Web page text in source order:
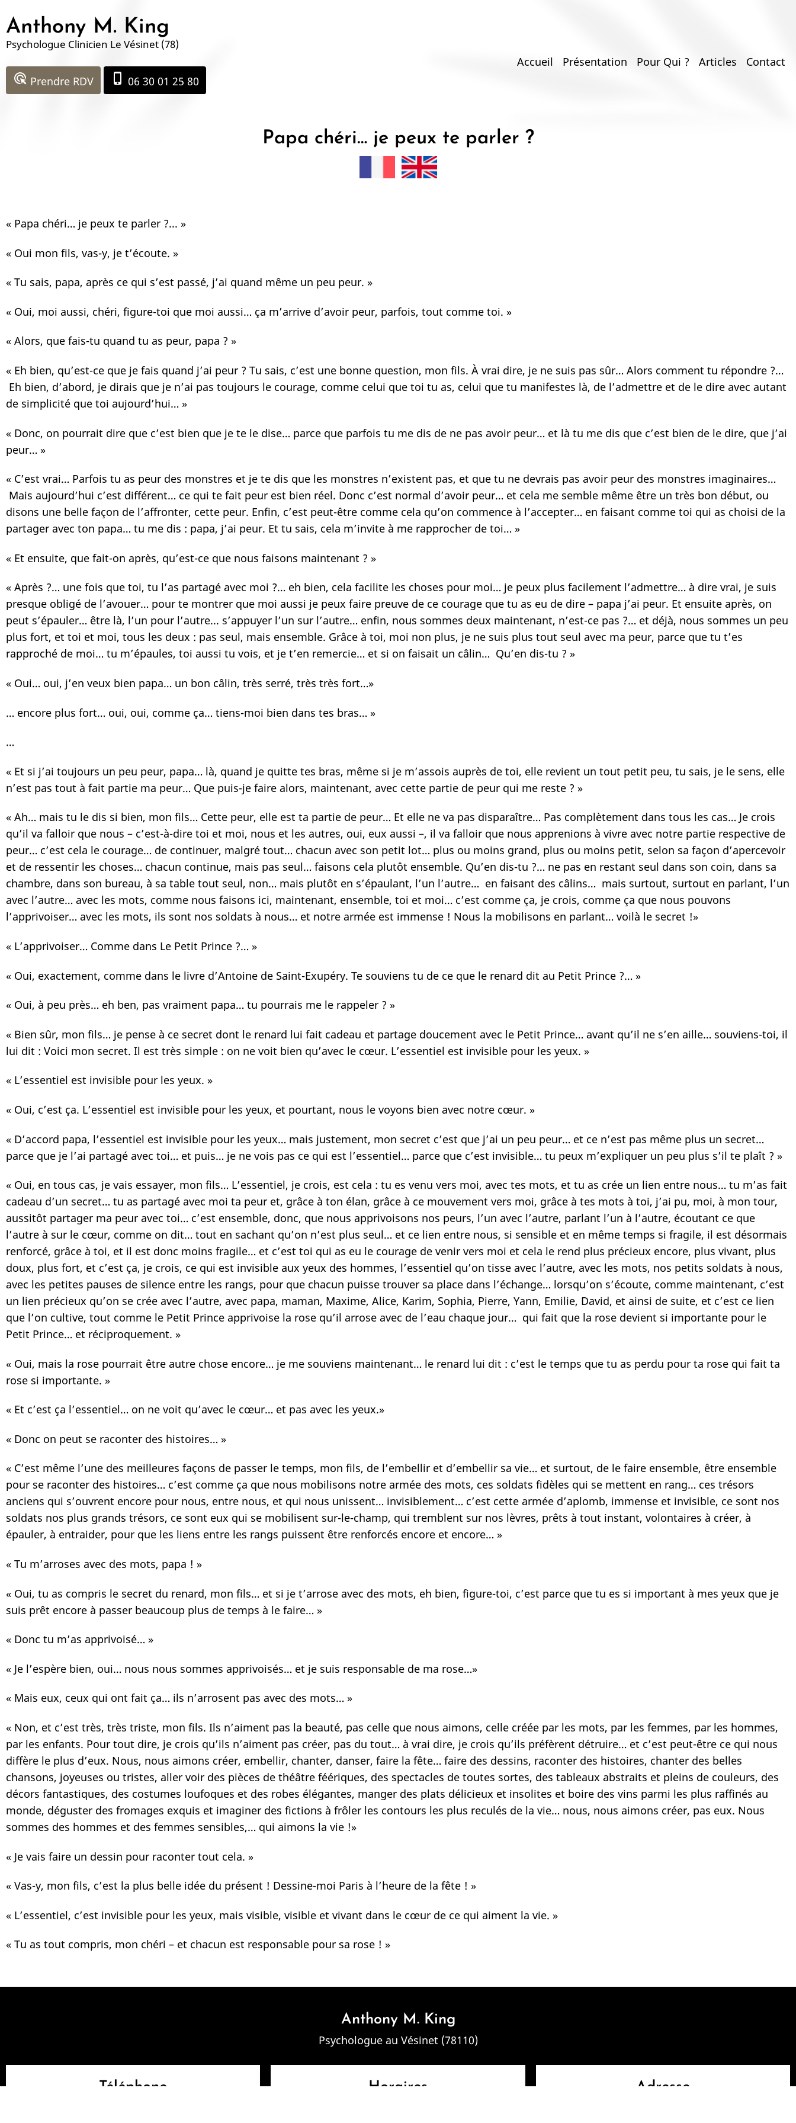
au
contenu
Anthony M. King
Psychologue Clinicien Le Vésinet (78)
ads_click Prendre RDV phone_iphone 06 30 01 25 80
Main
Accueil Présentation Pour Qui ? Articles Contact
Papa chéri… je peux te parler ?
« Papa chéri… je peux te parler ?... »
« Oui mon fils, vas-y, je t’écoute. »
« Tu sais, papa, après ce qui s’est passé, j’ai quand même un peu peur. »
« Oui, moi aussi, chéri, figure-toi que moi aussi… ça m’arrive d’avoir peur, parfois, tout comme toi. »
« Alors, que fais-tu quand tu as peur, papa ? »
« Eh bien, qu’est-ce que je fais quand j’ai peur ? Tu sais, c’est une bonne question, mon fils. À vrai dire, je ne suis pas sûr… Alors comment tu répondre ?…
Eh bien, d’abord, je dirais que je n’ai pas toujours le courage, comme celui que toi tu as, celui que tu manifestes là, de l’admettre et de le dire avec autant
de simplicité que toi aujourd’hui… »
« Donc, on pourrait dire que c’est bien que je te le dise… parce que parfois tu me dis de ne pas avoir peur… et là tu me dis que c’est bien de le dire, que j’ai
peur… »
« C’est vrai… Parfois tu as peur des monstres et je te dis que les monstres n’existent pas, et que tu ne devrais pas avoir peur des monstres imaginaires…
Mais aujourd’hui c’est différent… ce qui te fait peur est bien réel. Donc c’est normal d’avoir peur… et cela me semble même être un très bon début, ou
disons une belle façon de l’affronter, cette peur. Enfin, c’est peut-être comme cela qu’on commence à l’accepter… en faisant comme toi qui as choisi de la
partager avec ton papa… tu me dis : papa, j’ai peur. Et tu sais, cela m’invite à me rapprocher de toi… »
« Et ensuite, que fait-on après, qu’est-ce que nous faisons maintenant ? »
« Après ?… une fois que toi, tu l’as partagé avec moi ?… eh bien, cela facilite les choses pour moi… je peux plus facilement l’admettre… à dire vrai, je suis
presque obligé de l’avouer… pour te montrer que moi aussi je peux faire preuve de ce courage que tu as eu de dire – papa j’ai peur. Et ensuite après, on
peut s’épauler… être là, l’un pour l’autre... s’appuyer l’un sur l’autre… enfin, nous sommes deux maintenant, n’est-ce pas ?… et déjà, nous sommes un peu
plus fort, et toi et moi, tous les deux : pas seul, mais ensemble. Grâce à toi, moi non plus, je ne suis plus tout seul avec ma peur, parce que tu t’es
rapproché de moi… tu m’épaules, toi aussi tu vois, et je t’en remercie… et si on faisait un câlin… Qu’en dis-tu ? »
« Oui… oui, j’en veux bien papa… un bon câlin, très serré, très très fort…»
… encore plus fort… oui, oui, comme ça… tiens-moi bien dans tes bras… »
…
« Et si j’ai toujours un peu peur, papa… là, quand je quitte tes bras, même si je m’assois auprès de toi, elle revient un tout petit peu, tu sais, je le sens, elle
n’est pas tout à fait partie ma peur… Que puis-je faire alors, maintenant, avec cette partie de peur qui me reste ? »
« Ah… mais tu le dis si bien, mon fils… Cette peur, elle est ta partie de peur… Et elle ne va pas disparaître… Pas complètement dans tous les cas… Je crois
qu’il va falloir que nous – c’est-à-dire toi et moi, nous et les autres, oui, eux aussi –, il va falloir que nous apprenions à vivre avec notre partie respective de
peur… c’est cela le courage… de continuer, malgré tout… chacun avec son petit lot… plus ou moins grand, plus ou moins petit, selon sa façon d’apercevoir
et de ressentir les choses… chacun continue, mais pas seul… faisons cela plutôt ensemble. Qu’en dis-tu ?… ne pas en restant seul dans son coin, dans sa
chambre, dans son bureau, à sa table tout seul, non… mais plutôt en s’épaulant, l’un l’autre… en faisant des câlins… mais surtout, surtout en parlant, l’un
avec l’autre… avec les mots, comme nous faisons ici, maintenant, ensemble, toi et moi… c’est comme ça, je crois, comme ça que nous pouvons
l’apprivoiser… avec les mots, ils sont nos soldats à nous… et notre armée est immense ! Nous la mobilisons en parlant… voilà le secret !»
« L’apprivoiser… Comme dans Le Petit Prince ?… »
« Oui, exactement, comme dans le livre d’Antoine de Saint-Exupéry. Te souviens tu de ce que le renard dit au Petit Prince ?… »
« Oui, à peu près… eh ben, pas vraiment papa… tu pourrais me le rappeler ? »
« Bien sûr, mon fils… je pense à ce secret dont le renard lui fait cadeau et partage doucement avec le Petit Prince… avant qu’il ne s’en aille… souviens-toi, il
lui dit : Voici mon secret. Il est très simple : on ne voit bien qu’avec le cœur. L’essentiel est invisible pour les yeux. »
« L’essentiel est invisible pour les yeux. »
« Oui, c’est ça. L’essentiel est invisible pour les yeux, et pourtant, nous le voyons bien avec notre cœur. »
« D’accord papa, l’essentiel est invisible pour les yeux… mais justement, mon secret c’est que j’ai un peu peur… et ce n’est pas même plus un secret…
parce que je l’ai partagé avec toi… et puis… je ne vois pas ce qui est l’essentiel… parce que c’est invisible… tu peux m’expliquer un peu plus s’il te plaît ? »
« Oui, en tous cas, je vais essayer, mon fils… L’essentiel, je crois, est cela : tu es venu vers moi, avec tes mots, et tu as crée un lien entre nous… tu m’as fait
cadeau d’un secret… tu as partagé avec moi ta peur et, grâce à ton élan, grâce à ce mouvement vers moi, grâce à tes mots à toi, j’ai pu, moi, à mon tour,
aussitôt partager ma peur avec toi… c’est ensemble, donc, que nous apprivoisons nos peurs, l’un avec l’autre, parlant l’un à l’autre, écoutant ce que
l’autre à sur le cœur, comme on dit… tout en sachant qu’on n’est plus seul… et ce lien entre nous, si sensible et en même temps si fragile, il est désormais
renforcé, grâce à toi, et il est donc moins fragile… et c’est toi qui as eu le courage de venir vers moi et cela le rend plus précieux encore, plus vivant, plus
doux, plus fort, et c’est ça, je crois, ce qui est invisible aux yeux des hommes, l’essentiel qu’on tisse avec l’autre, avec les mots, nos petits soldats à nous,
avec les petites pauses de silence entre les rangs, pour que chacun puisse trouver sa place dans l’échange… lorsqu’on s’écoute, comme maintenant, c’est
un lien précieux qu’on se crée avec l’autre, avec papa, maman, Maxime, Alice, Karim, Sophia, Pierre, Yann, Emilie, David, et ainsi de suite, et c’est ce lien
que l’on cultive, tout comme le Petit Prince apprivoise la rose qu’il arrose avec de l’eau chaque jour… qui fait que la rose devient si importante pour le
Petit Prince… et réciproquement. »
« Oui, mais la rose pourrait être autre chose encore… je me souviens maintenant… le renard lui dit : c’est le temps que tu as perdu pour ta rose qui fait ta
rose si importante. »
« Et c’est ça l’essentiel… on ne voit qu’avec le cœur… et pas avec les yeux.»
« Donc on peut se raconter des histoires… »
« C’est même l’une des meilleures façons de passer le temps, mon fils, de l’embellir et d’embellir sa vie… et surtout, de le faire ensemble, être ensemble
pour se raconter des histoires… c’est comme ça que nous mobilisons notre armée des mots, ces soldats fidèles qui se mettent en rang… ces trésors
anciens qui s’ouvrent encore pour nous, entre nous, et qui nous unissent… invisiblement… c’est cette armée d’aplomb, immense et invisible, ce sont nos
soldats nos plus grands trésors, ce sont eux qui se mobilisent sur-le-champ, qui tremblent sur nos lèvres, prêts à tout instant, volontaires à créer, à
épauler, à entraider, pour que les liens entre les rangs puissent être renforcés encore et encore… »
« Tu m’arroses avec des mots, papa ! »
« Oui, tu as compris le secret du renard, mon fils… et si je t’arrose avec des mots, eh bien, figure-toi, c’est parce que tu es si important à mes yeux que je
suis prêt encore à passer beaucoup plus de temps à le faire… »
« Donc tu m’as apprivoisé… »
« Je l’espère bien, oui… nous nous sommes apprivoisés… et je suis responsable de ma rose…»
« Mais eux, ceux qui ont fait ça… ils n’arrosent pas avec des mots… »
« Non, et c’est très, très triste, mon fils. Ils n’aiment pas la beauté, pas celle que nous aimons, celle créée par les mots, par les femmes, par les hommes,
par les enfants. Pour tout dire, je crois qu’ils n’aiment pas créer, pas du tout… à vrai dire, je crois qu’ils préfèrent détruire… et c’est peut-être ce qui nous
diffère le plus d’eux. Nous, nous aimons créer, embellir, chanter, danser, faire la fête… faire des dessins, raconter des histoires, chanter des belles
chansons, joyeuses ou tristes, aller voir des pièces de théâtre féériques, des spectacles de toutes sortes, des tableaux abstraits et pleins de couleurs, des
décors fantastiques, des costumes loufoques et des robes élégantes, manger des plats délicieux et insolites et boire des vins parmi les plus raffinés au
monde, déguster des fromages exquis et imaginer des fictions à frôler les contours les plus reculés de la vie… nous, nous aimons créer, pas eux. Nous
sommes des hommes et des femmes sensibles,… qui aimons la vie !»
« Je vais faire un dessin pour raconter tout cela. »
« Vas-y, mon fils, c’est la plus belle idée du présent ! Dessine-moi Paris à l’heure de la fête ! »
« L’essentiel, c’est invisible pour les yeux, mais visible, visible et vivant dans le cœur de ce qui aiment la vie. »
« Tu as tout compris, mon chéri – et chacun est responsable pour sa rose ! »
Anthony M. King
Psychologue au Vésinet (78110)
Téléphone Horaires Adresse